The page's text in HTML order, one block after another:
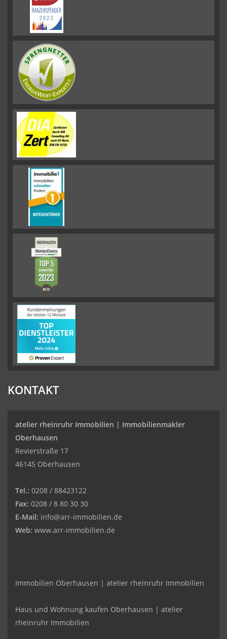
KONTAKT
atelier rheinruhr Immobilien | Immobilienmakler
Oberhausen
Revierstraße 17
46145 Oberhausen
Tel.: 0208 / 88423122
Fax: 0208 / 8 80 30 30
E-Mail: info@arr-immobilien.de
Web: www.arr-immobilien.de
Immobilien Oberhausen | atelier rheinruhr Immobilien
Haus und Wohnung kaufen Oberhausen | atelier
rheinruhr Immobilien